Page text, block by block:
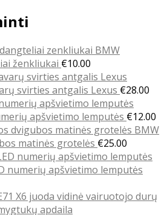
BMW
ženkliukai €10.00
svirties antgalis Lexus €28.00
apšvietimo lemputės €12.00
BMW
matinės grotelės €25.00
numerių apšvietimo lemputės